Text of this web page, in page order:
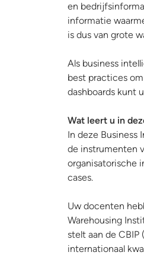
en
informatie
is dus van grote
Als business
best practices
dashboards kunt
Wat leert u in
In deze Business
de instrumenten
organisatorische
cases.
Uw docenten
Warehousing
stelt aan de
internationaal